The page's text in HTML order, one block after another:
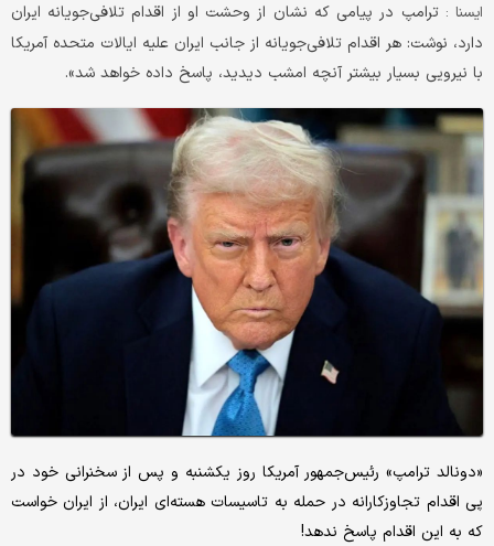
ایسنا :ترامپ در پیامی که نشان از وحشت او از اقدام تلافی‌جویانه ایران
دارد، نوشت: هر اقدام تلافی‌جویانه از جانب ایران علیه ایالات متحده آمریکا
با نیرویی بسیار بیشتر آنچه امشب دیدید، پاسخ داده خواهد شد».
«دونالد ترامپ» رئیس‌جمهور آمریکا روز یکشنبه و پس از سخنرانی خود در
پی اقدام تجاوزکارانه در حمله به تاسیسات هسته‌ای ایران، از ایران خواست
که به این اقدام پاسخ ندهد!